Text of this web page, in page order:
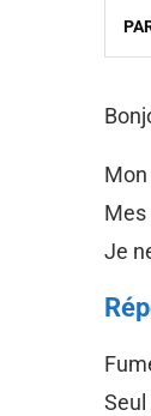
Mon
Mes
Je